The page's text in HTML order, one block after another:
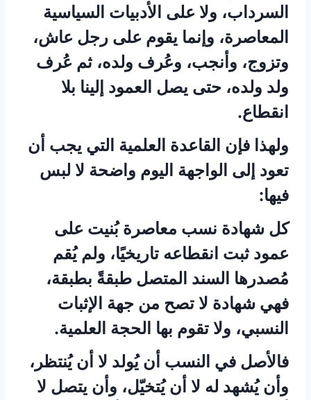
السرداب، ولا على الأدبيات السياسية
المعاصرة، وإنما يقوم على رجل عاش،
وتزوج، وأنجب، وعُرف ولده، ثم عُرف
ولد ولده، حتى يصل العمود إلينا بلا
انقطاع.
ولهذا فإن القاعدة العلمية التي يجب أن
تعود إلى الواجهة اليوم واضحة لا لبس
فيها:
كل شهادة نسب معاصرة بُنيت على
عمود ثبت انقطاعه تاريخيًا، ولم يُقم
مُصدرها السند المتصل طبقةً بطبقة،
فهي شهادة لا تصح من جهة الإثبات
النسبي، ولا تقوم بها الحجة العلمية.
فالأصل في النسب أن يُولد لا أن يُنتظر،
وأن يُشهد له لا أن يُتخيّل، وأن يتصل لا